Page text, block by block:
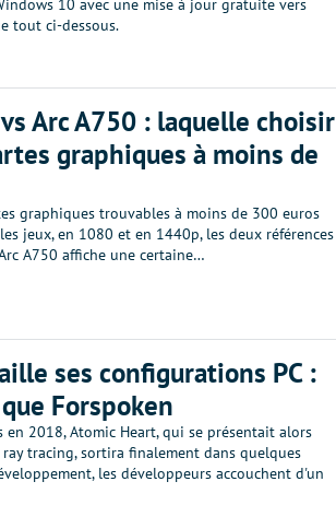
10 avec une mise à jour gratuite vers
tout ci-dessous.
Arc A750 : laquelle choisir
graphiques à moins de
graphiques trouvables à moins de 300 euros
jeux, en 1080 et en 1440p, les deux références
A750 affiche une certaine…
ses configurations PC :
Forspoken
2018, Atomic Heart, qui se présentait alors
tracing, sortira finalement dans quelques
les développeurs accouchent d'un